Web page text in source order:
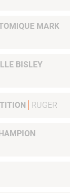
MARK
BISLEY
RUGER